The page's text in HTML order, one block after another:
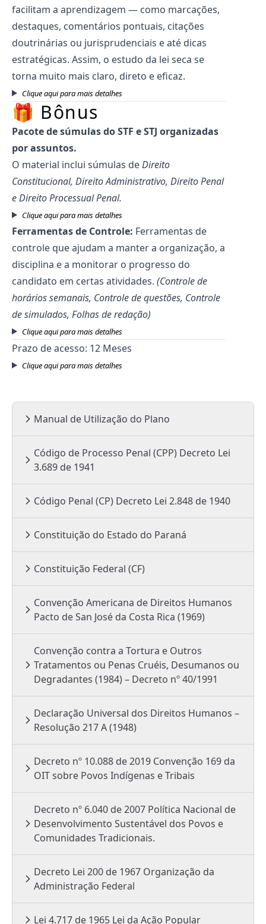
facilitam a aprendizagem — como marcações,
destaques, comentários pontuais, citações
doutrinárias ou jurisprudenciais e até dicas
estratégicas. Assim, o estudo da lei seca se
torna muito mais claro, direto e eficaz.
Clique aqui para mais detalhes
🎁 Bônus
Pacote de súmulas do STF e STJ organizadas
por assuntos.
O material inclui súmulas deDireito
Constitucional, Direito Administrativo, Direito Penal
e Direito Processual Penal.
Clique aqui para mais detalhes
Ferramentas de Controle: Ferramentas de
controle que ajudam a manter a organização, a
disciplina e a monitorar o progresso do
candidato em certas atividades. (Controle de
horários semanais, Controle de questões, Controle
de simulados, Folhas de redação)
Clique aqui para mais detalhes
Prazo de acesso: 12 Meses
Clique aqui para mais detalhes
Manual de Utilização do Plano
Código de Processo Penal (CPP) Decreto Lei
3.689 de 1941
Código Penal (CP) Decreto Lei 2.848 de 1940
Constituição do Estado do Paraná
Constituição Federal (CF)
Convenção Americana de Direitos Humanos
Pacto de San José da Costa Rica (1969)
Convenção contra a Tortura e Outros
Tratamentos ou Penas Cruéis, Desumanos ou
Degradantes (1984) – Decreto nº 40/1991
Declaração Universal dos Direitos Humanos –
Resolução 217 A (1948)
Decreto nº 10.088 de 2019 Convenção 169 da
OIT sobre Povos Indígenas e Tribais
Decreto nº 6.040 de 2007 Política Nacional de
Desenvolvimento Sustentável dos Povos e
Comunidades Tradicionais.
Decreto Lei 200 de 1967 Organização da
Administração Federal
Lei 4.717 de 1965 Lei da Ação Popular